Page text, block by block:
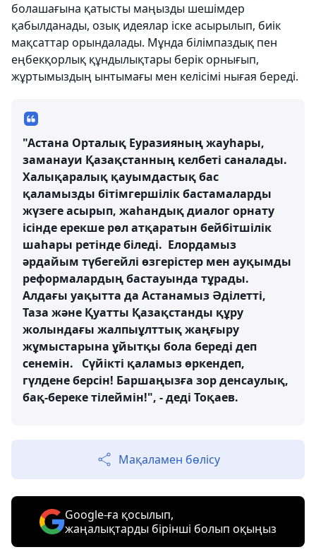
болашағына қатысты маңызды шешімдер
қабылданады, озық идеялар іске асырылып, биік
мақсаттар орындалады. Мұнда білімпаздық пен
еңбекқорлық құндылықтары берік орнығып,
жұртымыздың ынтымағы мен келісімі нығая береді.
"Астана Орталық Еуразияның жауһары,
заманауи Қазақстанның келбеті саналады.
Халықаралық қауымдастық бас
қаламызды бітімгершілік бастамаларды
жүзеге асырып, жаһандық диалог орнату
ісінде ерекше рөл атқаратын бейбітшілік
шаһары ретінде біледі. Елордамыз
әрдайым түбегейлі өзгерістер мен ауқымды
реформалардың бастауында тұрады.
Алдағы уақытта да Астанамыз Әділетті,
Таза және Қуатты Қазақстанды құру
жолындағы жалпыұлттық жаңғыру
жұмыстарына ұйытқы бола береді деп
сенемін. Сүйікті қаламыз өркендеп,
гүлдене берсін! Баршаңызға зор денсаулық,
бақ-береке тілеймін!", - деді Тоқаев.
Мақаламен бөлісу
Google-ға қосылып,
жаңалықтарды бірінші болып оқыңыз